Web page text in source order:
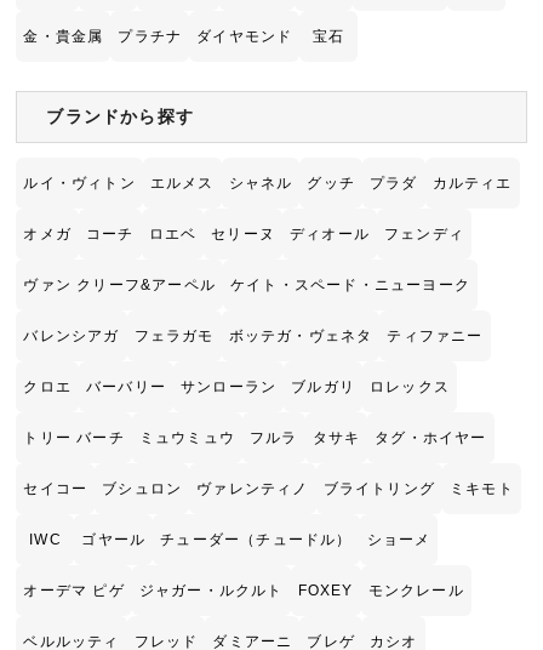
金・貴金属 プラチナ ダイヤモンド 宝石
ブランドから探す
ルイ・ヴィトン エルメス シャネル グッチ プラダ カルティエ
オメガ コーチ ロエベ セリーヌ ディオール フェンディ
ヴァン クリーフ&アーペル ケイト・スペード・ニューヨーク
バレンシアガ フェラガモ ボッテガ・ヴェネタ ティファニー
クロエ バーバリー サンローラン ブルガリ ロレックス
トリー バーチ ミュウミュウ フルラ タサキ タグ・ホイヤー
セイコー ブシュロン ヴァレンティノ ブライトリング ミキモト
IWC ゴヤール チューダー（チュードル） ショーメ
オーデマ ピゲ ジャガー・ルクルト FOXEY モンクレール
ベルルッティ フレッド ダミアーニ ブレゲ カシオ